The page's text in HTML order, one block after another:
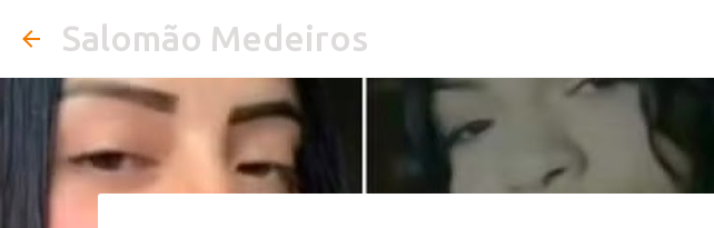
Salomão Medeiros